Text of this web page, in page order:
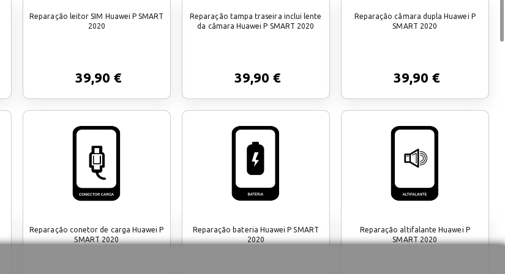
Reparação leitor SIM Huawei P SMART
2020
39,90 €
Reparação tampa traseira inclui lente
da câmara Huawei P SMART 2020
39,90 €
Reparação câmara dupla Huawei P
SMART 2020
39,90 €
Reparação conetor de carga Huawei P
SMART 2020
Reparação bateria Huawei P SMART
2020
Reparação altifalante Huawei P
SMART 2020